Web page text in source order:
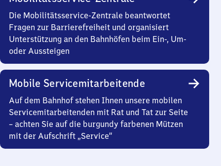
Die Mobilitätsservice-Zentrale beantwortet
Fragen zur Barrierefreiheit und organisiert
Unterstützung an den Bahnhöfen beim Ein-, Um-
oder Aussteigen
Mobile Servicemitarbeitende
Auf dem Bahnhof stehen Ihnen unsere mobilen
Servicemitarbeitenden mit Rat und Tat zur Seite
– achten Sie auf die burgundy farbenen Mützen
mit der Aufschrift „Service“